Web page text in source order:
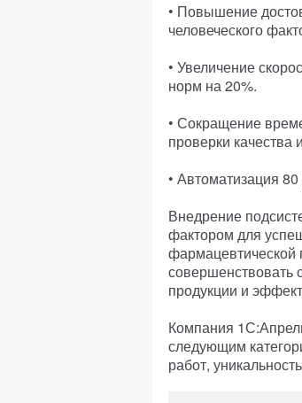
• Повышение
человеческого
• Увеличение
норм на 20%.
• Сокращение
проверки качества
• Автоматизация
Внедрение
фактором для
совершенствовать
продукции и
Компания
следующим
работ,